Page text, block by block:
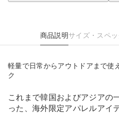
商品説明サイズ・スペッ
軽量で日常からアウトドアまで使
ク
これまで韓国およびアジアの
った、海外限定アパレルアイ